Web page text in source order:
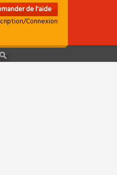
de l'aide
Connexion